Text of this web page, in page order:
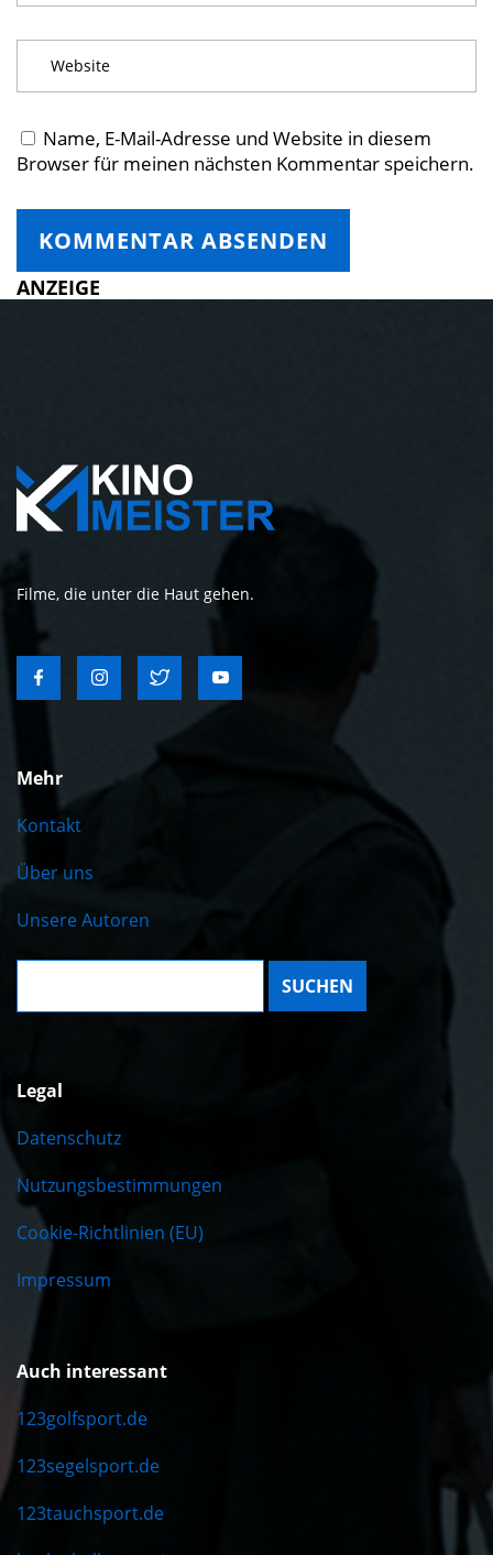
Name, E-Mail-Adresse und Website in diesem
Browser für meinen nächsten Kommentar speichern.
ANZEIGE
Filme, die unter die Haut gehen.
Mehr
Kontakt
Über uns
Unsere Autoren
Suche:
Legal
Datenschutz
Nutzungsbestimmungen
Cookie-Richtlinien (EU)
Impressum
Auch interessant
123golfsport.de
123segelsport.de
123tauchsport.de